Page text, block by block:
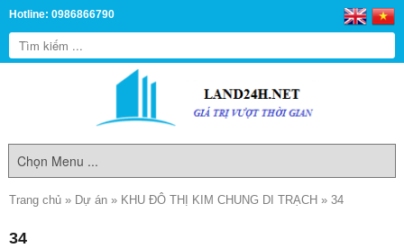
Hotline: 0986866790
Trang chủ » Dự án » KHU ĐÔ THỊ KIM CHUNG DI TRẠCH » 34
34